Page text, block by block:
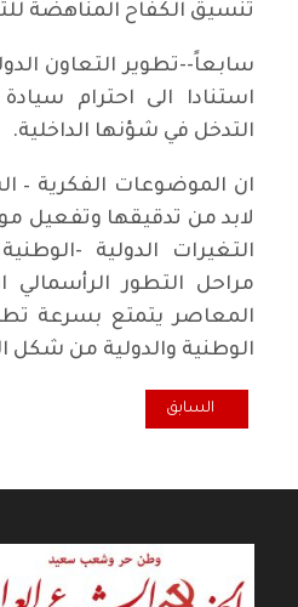
تنسيق الكفاح المناهضة
سابعاً--تطوير التعاون
استنادا الى احترام
التدخل في شؤنها الداخلية.
ان الموضوعات الفكرية –
لابد من تدقيقها وتفعيل
التغيرات الدولية -
مراحل التطور الرأسمالي
المعاصر يتمتع بسرعة
الوطنية والدولية من شكل
المقال السابق: جريمة أغتيال
السابق